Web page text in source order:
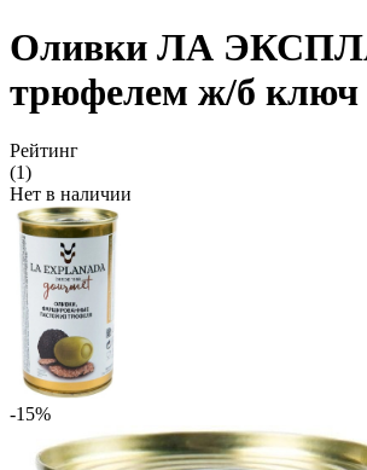
Оливки ЛА
трюфелем ж/б ключ
Рейтинг
(1)
Нет в наличии
-15%